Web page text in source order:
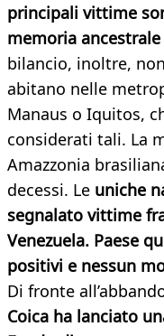
principali vittime
memoria
bilancio, inoltre,
abitano nelle
Manaus o Iquitos,
considerati tali. La
Amazzonia
decessi. Le uniche
segnalato vittime
Venezuela. Paese
positivi e nessun
Di fronte
Coica ha lanciato